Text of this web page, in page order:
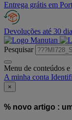
Entrega grátis em
Devoluções até 30
Pesquisar
Menu de conteúdos
A minha conta
×
% novo artigo :